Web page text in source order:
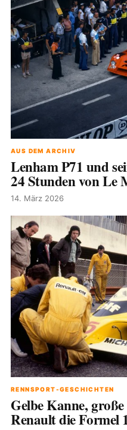
AUS DEM ARCHIV
Lenham P71 und
24 Stunden von Le
14. März 2026
RENNSPORT-GESCHICHTEN
Gelbe Kanne,
Renault die Formel